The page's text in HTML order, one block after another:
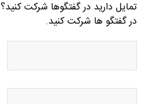
تمایل دارید در گفتگوها شرکت کنید؟
در گفتگو ها شرکت کنید.